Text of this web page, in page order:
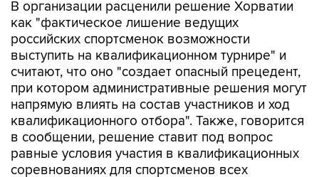
российских спортсменок возможности
выступить на квалификационном турнире" и
считают, что оно "создает опасный прецедент,
при котором административные решения могут
напрямую влиять на состав участников и ход
квалификационного отбора". Также, говорится
в сообщении, решение ставит под вопрос
равные условия участия в квалификационных
соревнованиях для спортсменов всех
национальных федераций.